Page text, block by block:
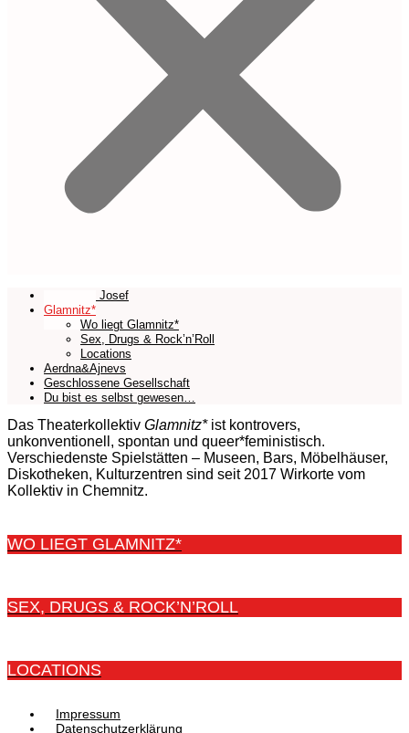
Maria und Josef
Glamnitz*
Wo liegt Glamnitz*
Sex, Drugs & Rock’n’Roll
Locations
Aerdna&Ajnevs
Geschlossene Gesellschaft
Du bist es selbst gewesen…
Das Theaterkollektiv Glamnitz*ist kontrovers,
unkonventionell, spontan und queer*feministisch.
Verschiedenste Spielstätten – Museen, Bars, Möbelhäuser,
Diskotheken, Kulturzentren sind seit 2017 Wirkorte vom
Kollektiv in Chemnitz.
WO LIEGT GLAMNITZ*
SEX, DRUGS & ROCK’N’ROLL
LOCATIONS
Impressum
Datenschutzerklärung